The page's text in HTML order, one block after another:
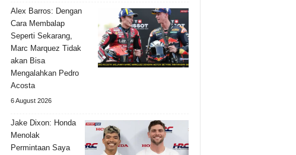
Alex Barros: Dengan
Cara Membalap
Seperti Sekarang,
Marc Marquez Tidak
akan Bisa
Mengalahkan Pedro
Acosta
6 August 2026
Jake Dixon: Honda
Menolak
Permintaan Saya